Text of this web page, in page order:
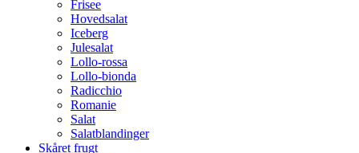
Frisee
Hovedsalat
Iceberg
Julesalat
Lollo-rossa
Lollo-bionda
Radicchio
Romanie
Salat
Salatblandinger
Skåret frugt